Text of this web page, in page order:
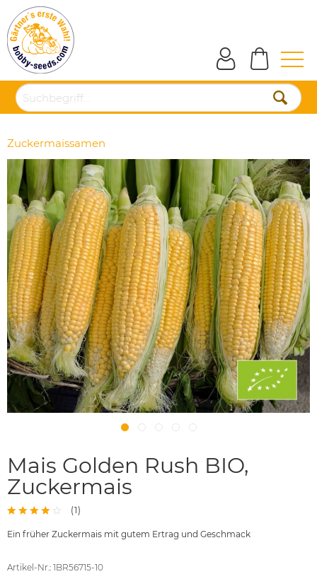
Zuckermaissamen
Mais Golden Rush BIO,
Zuckermais
(1)
Ein früher Zuckermais mit gutem Ertrag und Geschmack
Artikel-Nr.: 1BR56715-10